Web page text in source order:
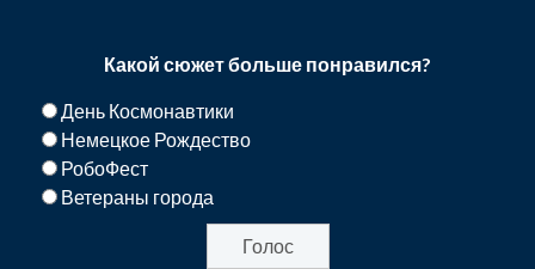
Какой сюжет больше понравился?
День Космонавтики
Немецкое Рождество
РобоФест
Ветераны города